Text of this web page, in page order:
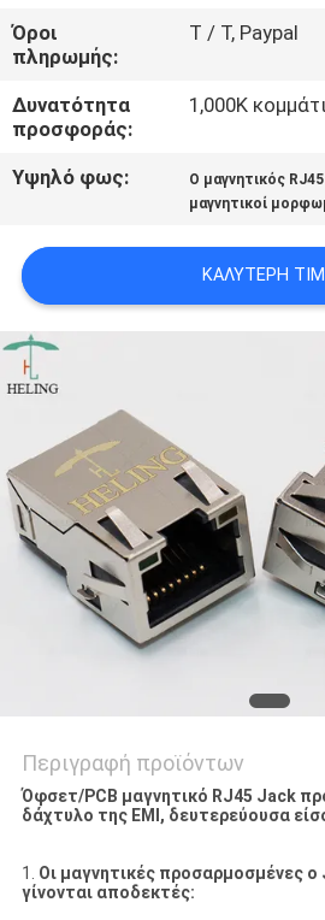
ΖΗΤΉΣΤΕ
ΈΝΑ
ΑΠΌΣΠΑΣΜΑ
ΠΟΛΙΤΙΚΉ
ΑΠΟΡΡΉΤΟΥ
Όροι
πληρωμής:
T / Τ, Paypal
Δυνατότητα
προσφοράς:
1,000K
Υψηλό φως: Ο μαγνητικός
μαγνητικοί
ΚΑΛΎΤΕΡΗ
Περιγραφή προϊόντων
Όφσετ/PCB μαγνητικό RJ45 Jack
δάχτυλο της EMI, δευτερεύουσα
1. Οι μαγνητικές προσαρμοσμένες ο
γίνονται αποδεκτές: